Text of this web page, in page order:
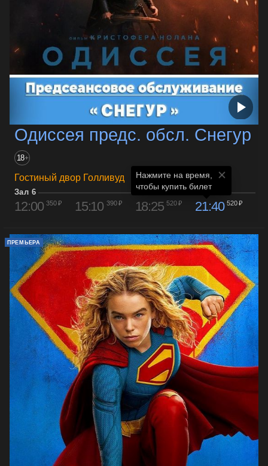
Одиссея предс. обсл. Снегур
18+
Гостиный двор Голливуд
Зал 6
12:00 350 ₽ 15:10 390 ₽ 18:25 520 ₽ 21:40 520 ₽
ПРЕМЬЕРА
Нажмите на время,
чтобы купить билет